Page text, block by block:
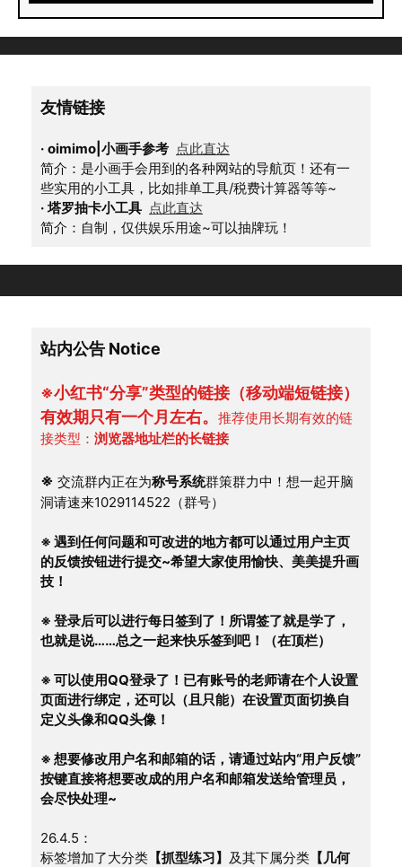
友情链接
· oimimo|小画手参考 点此直达
简介：是小画手会用到的各种网站的导航页！还有一
些实用的小工具，比如排单工具/税费计算器等等~
· 塔罗抽卡小工具 点此直达
简介：自制，仅供娱乐用途~可以抽牌玩！
站内公告 Notice
※小红书“分享”类型的链接（移动端短链接）
有效期只有一个月左右。 推荐使用长期有效的链
接类型： 浏览器地址栏的长链接
※ 交流群内正在为称号系统群策群力中！想一起开脑
洞请速来1029114522（群号）
※ 遇到任何问题和可改进的地方都可以通过用户主页
的反馈按钮进行提交~希望大家使用愉快、美美提升画
技！
※ 登录后可以进行每日签到了！所谓签了就是学了，
也就是说……总之一起来快乐签到吧！（在顶栏）
※ 可以使用QQ登录了！已有账号的老师请在个人设置
页面进行绑定，还可以（且只能）在设置页面切换自
定义头像和QQ头像！
※ 想要修改用户名和邮箱的话，请通过站内“用户反馈”
按键直接将想要改成的用户名和邮箱发送给管理员，
会尽快处理~
26.4.5：
标签增加了大分类 【抓型练习】 及其下属分类 【几何